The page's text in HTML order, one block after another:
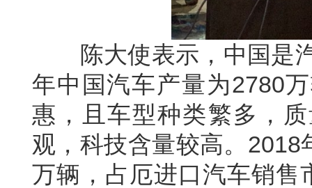
陈大使表示，中国是汽
年中国汽车产量为2780
惠，且车型种类繁多，
观，科技含量较高。
万辆，占厄进口汽车销售